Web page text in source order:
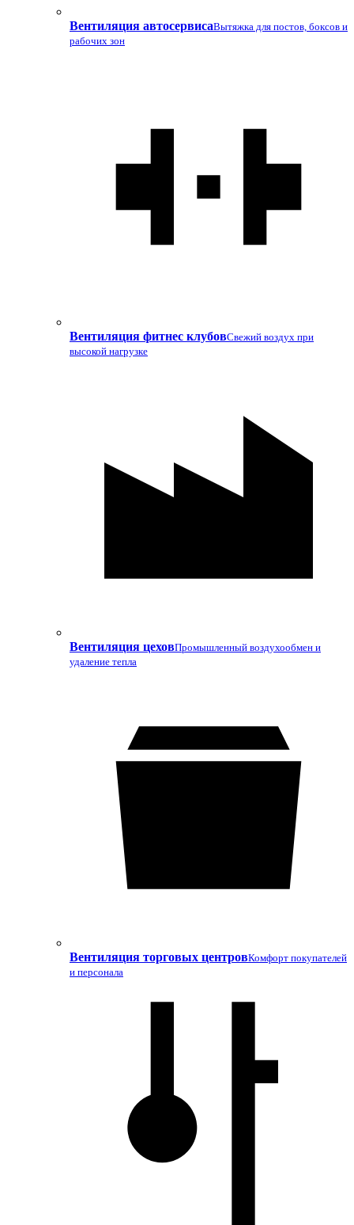
Вентиляция автосервисаВытяжка для постов, боксов и
рабочих зон
Вентиляция фитнес клубовСвежий воздух при
высокой нагрузке
Вентиляция цеховПромышленный воздухообмен и
удаление тепла
Вентиляция торговых центровКомфорт покупателей
и персонала